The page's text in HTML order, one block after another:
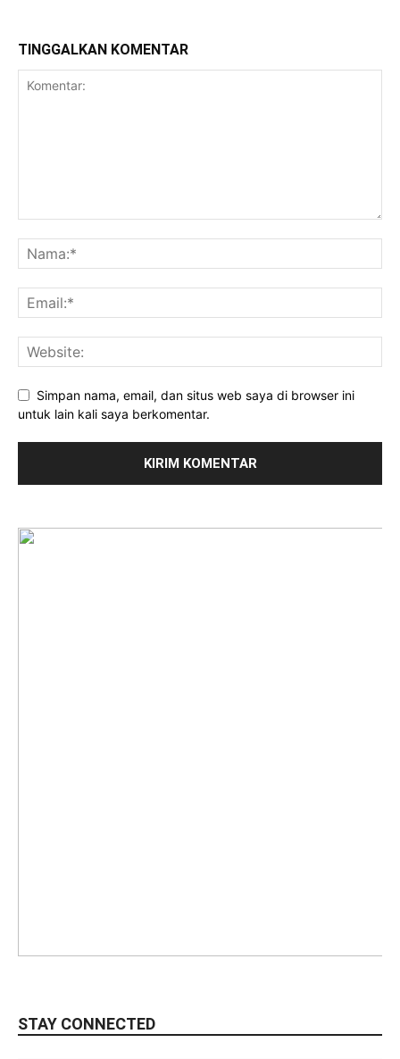
Uncategorized
TINGGALKAN KOMENTAR
Simpan nama, email, dan situs web saya di browser ini
untuk lain kali saya berkomentar.
STAY CONNECTED